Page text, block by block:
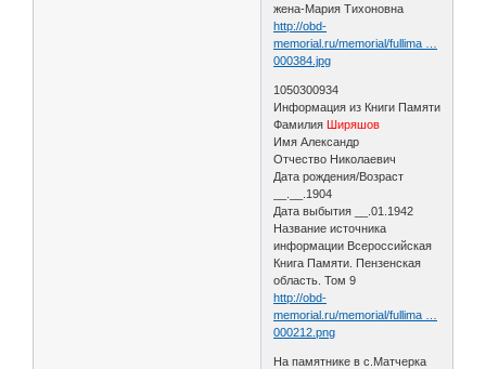
жена-Мария Тихоновна
http://obd-
memorial.ru/memorial/fullima …
000384.jpg
1050300934
Информация из Книги Памяти
Фамилия Ширяшов
Имя Александр
Отчество Николаевич
Дата рождения/Возраст
__.__.1904
Дата выбытия __.01.1942
Название источника
информации Всероссийская
Книга Памяти. Пензенская
область. Том 9
http://obd-
memorial.ru/memorial/fullima …
000212.png
На памятнике в с.Матчерка